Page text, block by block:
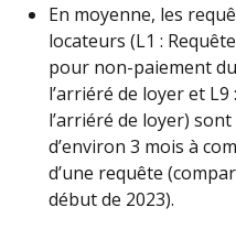
En moyenne, les
locateurs (L1 :
pour non-paiement
l’arriéré de loyer et
l’arriéré de loyer)
d’environ 3 mois à
d’une requête
début de 2023).